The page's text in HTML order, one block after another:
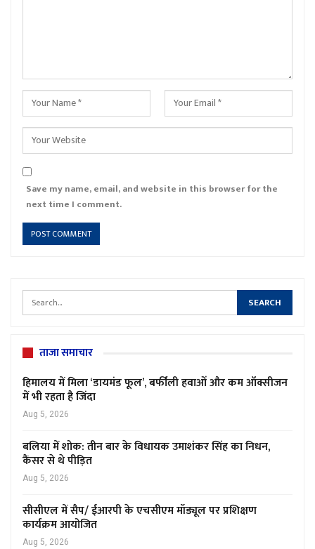
Save my name, email, and website in this browser for the
next time I comment.
ताजा समाचार
हिमालय में मिला ‘डायमंड फूल’, बर्फीली हवाओं और कम ऑक्सीजन
में भी रहता है जिंदा
Aug 5, 2026
बलिया में शोक: तीन बार के विधायक उमाशंकर सिंह का निधन,
कैंसर से थे पीड़ित
Aug 5, 2026
सीसीएल में सैप/ ईआरपी के एचसीएम मॉड्यूल पर प्रशिक्षण
कार्यक्रम आयोजित
Aug 5, 2026